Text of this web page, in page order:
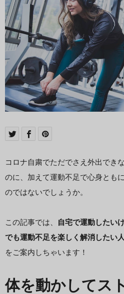
コロナ自粛でただでさえ外出でき
のに、加えて運動不足で心身とも
のではないでしょうか。
この記事では、
自宅で運動したい
でも運動不足を楽しく解消したい
をご案内しちゃいます！
体を動かしてス